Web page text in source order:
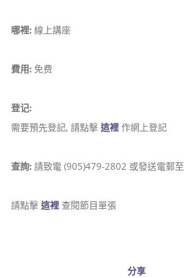
哪裡:線上講座
費用:免费
登记:
需要預先登記, 請點擊 這裡作網上登記
查詢: 請致電 (905)479-2802 或發送電郵至
請點擊 這裡查閱節目單張
分享